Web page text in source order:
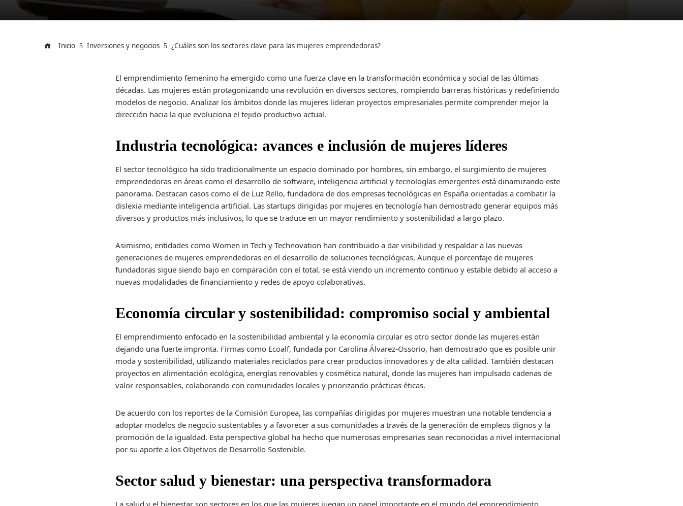
Inicio Inversiones y negocios ¿Cuáles son los sectores clave para las mujeres emprendedoras?
El emprendimiento femenino ha emergido como una fuerza clave en la transformación económica y social de las últimas
décadas. Las mujeres están protagonizando una revolución en diversos sectores, rompiendo barreras históricas y redefiniendo
modelos de negocio. Analizar los ámbitos donde las mujeres lideran proyectos empresariales permite comprender mejor la
dirección hacia la que evoluciona el tejido productivo actual.
Industria tecnológica: avances e inclusión de mujeres líderes
El sector tecnológico ha sido tradicionalmente un espacio dominado por hombres, sin embargo, el surgimiento de mujeres
emprendedoras en áreas como el desarrollo de software, inteligencia artificial y tecnologías emergentes está dinamizando este
panorama. Destacan casos como el de Luz Rello, fundadora de dos empresas tecnológicas en España orientadas a combatir la
dislexia mediante inteligencia artificial. Las startups dirigidas por mujeres en tecnología han demostrado generar equipos más
diversos y productos más inclusivos, lo que se traduce en un mayor rendimiento y sostenibilidad a largo plazo.
Asimismo, entidades como Women in Tech y Technovation han contribuido a dar visibilidad y respaldar a las nuevas
generaciones de mujeres emprendedoras en el desarrollo de soluciones tecnológicas. Aunque el porcentaje de mujeres
fundadoras sigue siendo bajo en comparación con el total, se está viendo un incremento continuo y estable debido al acceso a
nuevas modalidades de financiamiento y redes de apoyo colaborativas.
Economía circular y sostenibilidad: compromiso social y ambiental
El emprendimiento enfocado en la sostenibilidad ambiental y la economía circular es otro sector donde las mujeres están
dejando una fuerte impronta. Firmas como Ecoalf, fundada por Carolina Álvarez-Ossorio, han demostrado que es posible unir
moda y sostenibilidad, utilizando materiales reciclados para crear productos innovadores y de alta calidad. También destacan
proyectos en alimentación ecológica, energías renovables y cosmética natural, donde las mujeres han impulsado cadenas de
valor responsables, colaborando con comunidades locales y priorizando prácticas éticas.
De acuerdo con los reportes de la Comisión Europea, las compañías dirigidas por mujeres muestran una notable tendencia a
adoptar modelos de negocio sustentables y a favorecer a sus comunidades a través de la generación de empleos dignos y la
promoción de la igualdad. Esta perspectiva global ha hecho que numerosas empresarias sean reconocidas a nivel internacional
por su aporte a los Objetivos de Desarrollo Sostenible.
Sector salud y bienestar: una perspectiva transformadora
La salud y el bienestar son sectores en los que las mujeres juegan un papel importante en el mundo del emprendimiento.